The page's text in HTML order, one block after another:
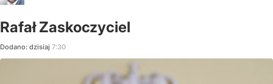
Rafał Zaskoczyciel
Dodano: dzisiaj 7:30